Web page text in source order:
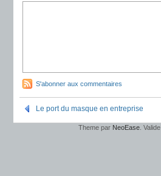
S'abonner aux commentaires
Le port du masque en entreprise
Theme par NeoEase . Valide